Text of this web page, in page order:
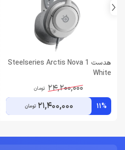
هدست Steelseries Arctis Nova 1
White
24,200,000 تومان
11%
21,400,000 تومان